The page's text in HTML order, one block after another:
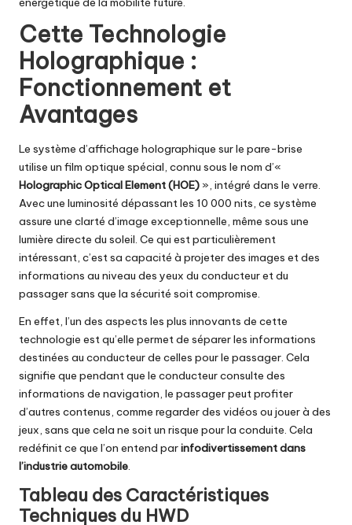
Cette Technologie
Holographique :
Fonctionnement et
Avantages
Le système d’affichage holographique sur le pare-brise
utilise un film optique spécial, connu sous le nom d’«
Holographic Optical Element (HOE) », intégré dans le verre.
Avec une luminosité dépassant les 10 000 nits, ce système
assure une clarté d’image exceptionnelle, même sous une
lumière directe du soleil. Ce qui est particulièrement
intéressant, c’est sa capacité à projeter des images et des
informations au niveau des yeux du conducteur et du
passager sans que la sécurité soit compromise.
En effet, l’un des aspects les plus innovants de cette
technologie est qu’elle permet de séparer les informations
destinées au conducteur de celles pour le passager. Cela
signifie que pendant que le conducteur consulte des
informations de navigation, le passager peut profiter
d’autres contenus, comme regarder des vidéos ou jouer à des
jeux, sans que cela ne soit un risque pour la conduite. Cela
redéfinit ce que l’on entend parinfodivertissement dans
l’industrie automobile.
Tableau des Caractéristiques
Techniques du HWD